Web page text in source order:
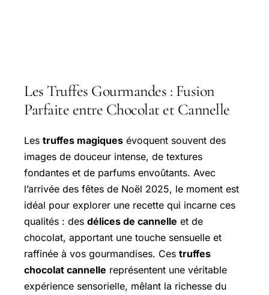
Les Truffes Gourmandes : Fusion
Parfaite entre Chocolat et Cannelle
Les truffes magiques évoquent souvent des
images de douceur intense, de textures
fondantes et de parfums envoûtants. Avec
l’arrivée des fêtes de Noël 2025, le moment est
idéal pour explorer une recette qui incarne ces
qualités : des délices de cannelle et de
chocolat, apportant une touche sensuelle et
raffinée à vos gourmandises. Ces truffes
chocolat cannelle représentent une véritable
expérience sensorielle, mêlant la richesse du